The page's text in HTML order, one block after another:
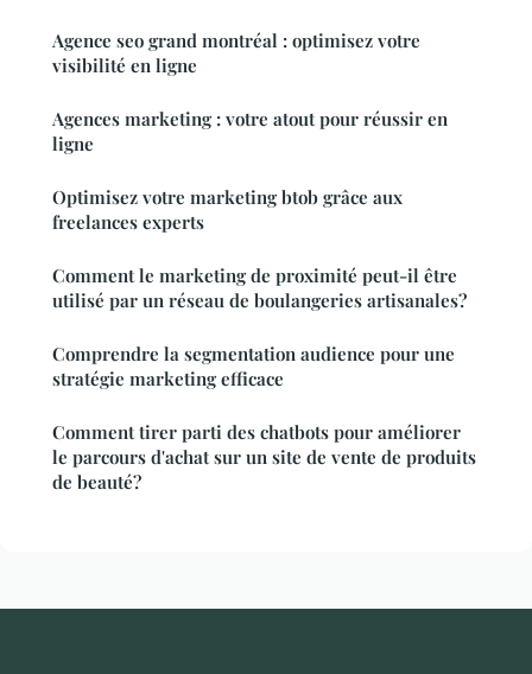
Agence seo grand montréal : optimisez votre
visibilité en ligne
Agences marketing : votre atout pour réussir en
ligne
Optimisez votre marketing btob grâce aux
freelances experts
Comment le marketing de proximité peut-il être
utilisé par un réseau de boulangeries artisanales?
Comprendre la segmentation audience pour une
stratégie marketing efficace
Comment tirer parti des chatbots pour améliorer
le parcours d'achat sur un site de vente de produits
de beauté?